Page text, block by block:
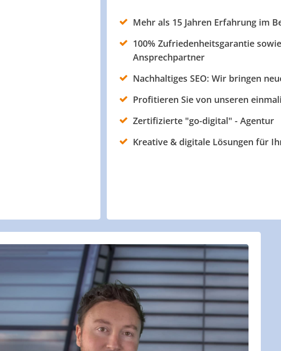
Mehr als 15 Jahren Erfahrung im
100% Zufriedenheitsgarantie
Ansprechpartner
Nachhaltiges SEO: Wir bringen
Profitieren Sie von unseren
Zertifizierte "go-digital" - Agentur
Kreative & digitale Lösungen für